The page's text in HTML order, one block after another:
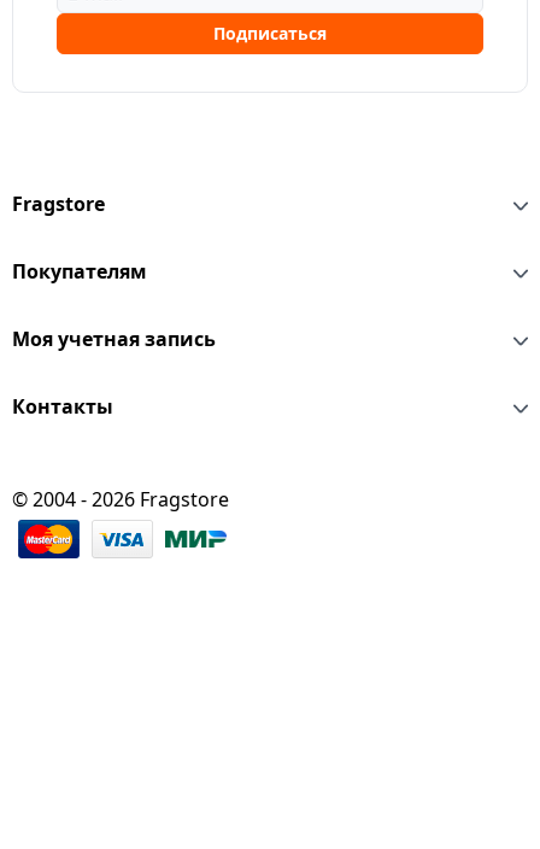
Подписаться
Fragstore
Покупателям
Моя учетная запись
Контакты
© 2004 - 2026 Fragstore